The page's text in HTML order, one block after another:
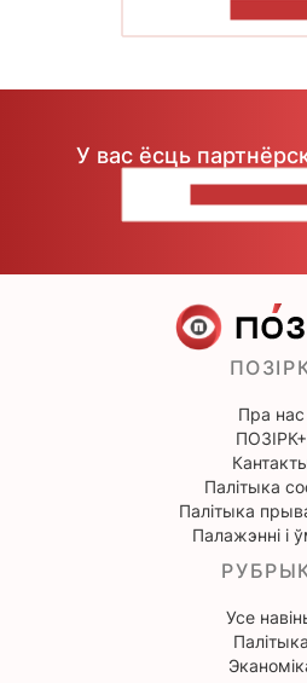
У вас ёсць
Пра нас
ПОЗІРК+
Палітыка
Палітыка
Палажэнні і
Усе
Палітыка